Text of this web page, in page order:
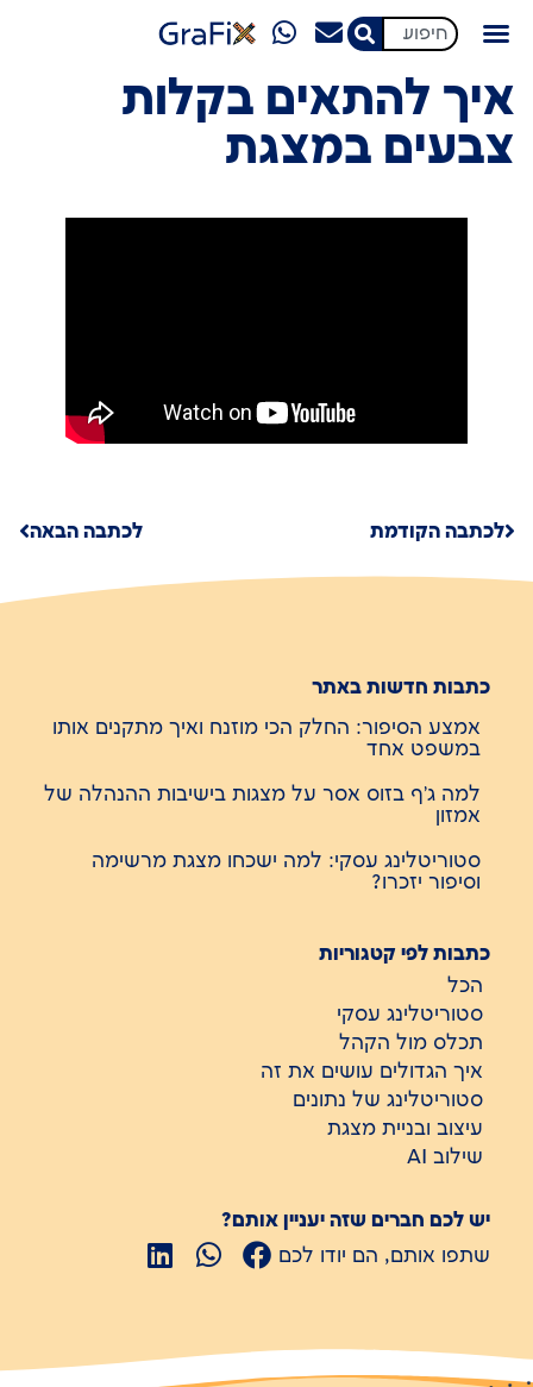
איך להתאים בקלות
צבעים במצגת
לכתבה הקודמת לכתבה הבאה
כתבות חדשות באתר
אמצע הסיפור: החלק הכי מוזנח ואיך מתקנים אותו
במשפט אחד
למה ג'ף בזוס אסר על מצגות בישיבות ההנהלה של
אמזון
סטוריטלינג עסקי: למה ישכחו מצגת מרשימה
וסיפור יזכרו?
כתבות לפי קטגוריות
הכל
סטוריטלינג עסקי
תכלס מול הקהל
איך הגדולים עושים את זה
סטוריטלינג של נתונים
עיצוב ובניית מצגת
שילוב AI
יש לכם חברים שזה יעניין אותם?
שתפו אותם, הם יודו לכם